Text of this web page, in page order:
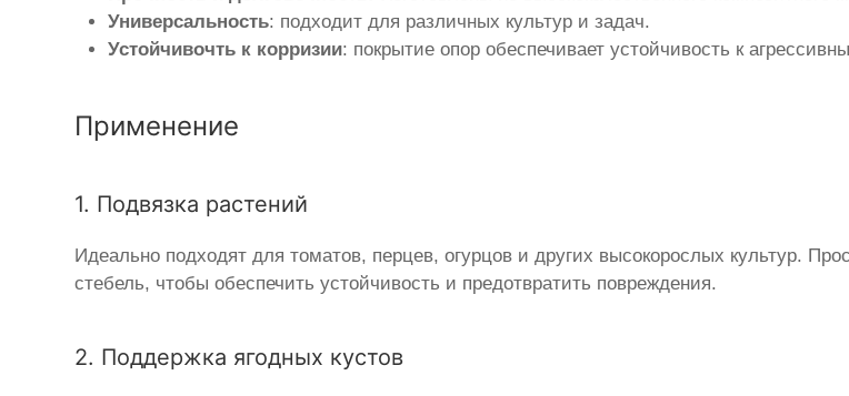
Универсальность: подходит для различных культур и задач.
Устойчивочть к корризии: покрытие опор обеспечивает устойчивость к
Применение
1. Подвязка растений
Идеально подходят для томатов, перцев, огурцов и других высокорослых культур.
стебель, чтобы обеспечить устойчивость и предотвратить повреждения.
2. Поддержка ягодных кустов